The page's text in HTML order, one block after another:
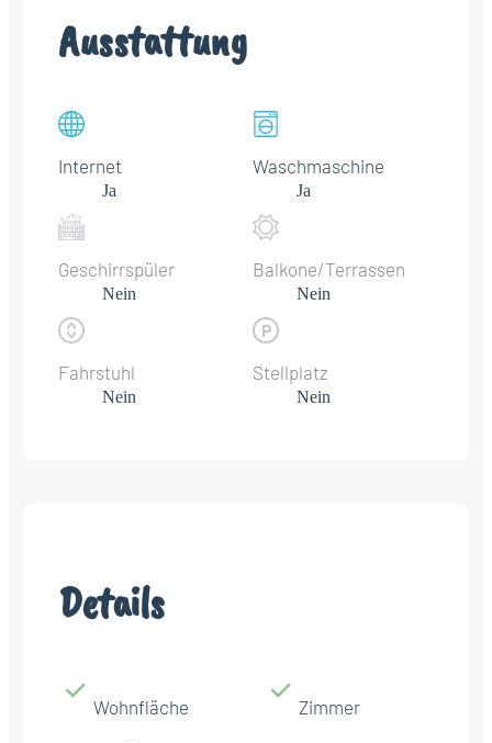
Ausstattung
Internet
Ja
Waschmaschine
Ja
Geschirrspüler
Nein
Balkone/Terrassen
Nein
Fahrstuhl
Nein
Stellplatz
Nein
Details
Wohnfläche Zimmer